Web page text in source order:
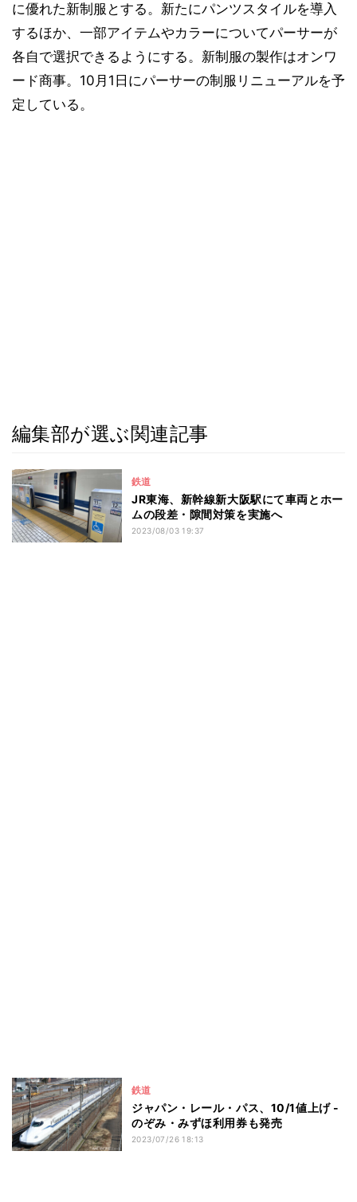
に優れた新制服とする。新たにパンツスタイルを導入
するほか、一部アイテムやカラーについてパーサーが
各自で選択できるようにする。新制服の製作はオンワ
ード商事。10月1日にパーサーの制服リニューアルを予
定している。
編集部が選ぶ関連記事
鉄道
JR東海、新幹線新大阪駅にて車両とホー
ムの段差・隙間対策を実施へ
2023/08/03 19:37
鉄道
ジャパン・レール・パス、10/1値上げ -
のぞみ・みずほ利用券も発売
2023/07/26 18:13